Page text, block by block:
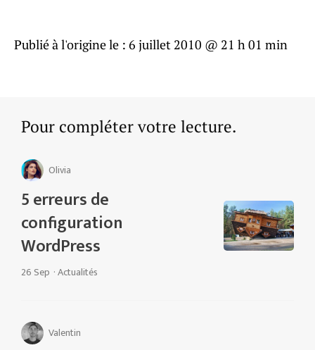
Publié à l'origine le : 6 juillet 2010 @ 21 h 01 min
Pour compléter votre lecture.
Olivia
5 erreurs de
configuration
WordPress
26 Sep ·Actualités
Valentin